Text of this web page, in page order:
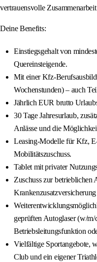
vertrauensvolle
Deine Benefits:
Einstiegsgehalt von
Quereinsteigende.
Mit einer Kfz-
Wochenstunden) – auch
Jährlich EUR brutto
30 Tage Jahresurlaub,
Anlässe und die
Leasing-Modelle für Kfz,
Mobilitätszuschuss.
Tablet mit privater
Zuschuss zur betrieblichen
geprüften Autoglaser (w/
Betriebsleitungsfunktion
Vielfältige Sportangebote,
Club und ein eigener